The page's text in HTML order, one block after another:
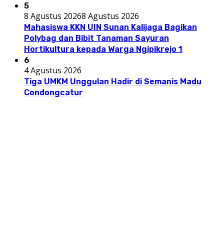
5
8 Agustus 20268 Agustus 2026
Mahasiswa KKN UIN Sunan Kalijaga Bagikan
Polybag dan Bibit Tanaman Sayuran
Hortikultura kepada Warga Ngipikrejo 1
6
4 Agustus 2026
Tiga UMKM Unggulan Hadir di Semanis Madu
Condongcatur